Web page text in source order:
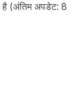
है (अंतिम अपडेट: 8